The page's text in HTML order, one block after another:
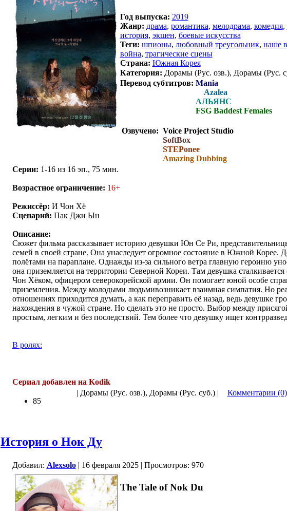
Год выпуска: 2019
Жанр: драма, романтика, мелодрама, комедия,
история, экшен, боевые искусства
Теги: шпионы, любовный треугольник, наше
война, трагические сцены
Страна: Южная Корея
Категория: Дорамы (Рус. озв.), Дорамы (Рус.
Перевод субтитров: Mania
Azalea
АЛЬЯНС
FSG Baddest Females
Озвучено: Voice Project Studio
SoftBox
STEPonee
Amazing Dubbing
Серии: 1-16 из 16 эп., 75 мин.
Возрастное ограничение: 16+
Режиссёр: И Чон Хё
Сценарий: Пак Джи Ын
Описание:
Сюжет фильма рассказывает историю девушки Юн Се Ри,
семей в своей стране. Она унаследует огромное состояние в Южной Корее.
полётами на параплане. Однажды из-за сильного ветра главную героиню
она приземляется на территории Северной Кореи. Там девушка
Чон Хёком, офицером северокорейской армии. Он помогает юной особе
приземления. Между молодыми людьмивозникает взаимная симпатия. Но
отношениях приходится думать, а как переправить её назад, ведь девушке
нахождения в чужой стране. Но сделать это не просто. Выбор между
простым, легким и без последствий. Тем более что девушку ищет
В ролях:
Сериал добавлен на Kodik
85
| Дорамы (Рус. озв.), Дорамы (Рус. суб.) | Комментарии (0)
История о Нок Ду
Добавил: Alexsolo| 16 февраля 2025 | Просмотров: 970
The Tale of Nok Du